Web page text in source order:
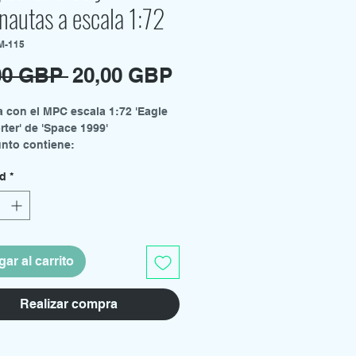
a escala 1:72
115
GBP Precio
20,00 GBPPrecio
con el MPC escala 1:72 'Eagle
de 'Space 1999'
contiene:
para buggy y astronautas
completas
por Toy Cave Collectibles,
por Cozmic Scale Models.
se considera "fan art" y no
oficial. Está protegido por
*
al carrito
Realizar compra